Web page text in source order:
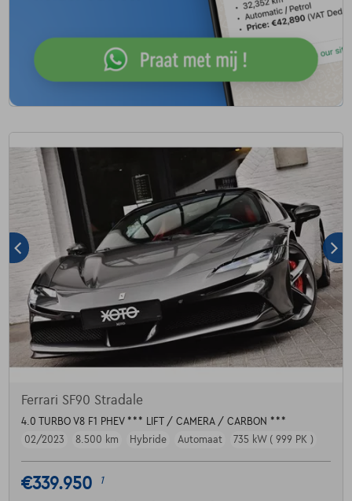
Ferrari SF90 Stradale
4.0 TURBO V8 F1 PHEV *** LIFT / CAMERA / CARBON ***
02/2023
8.500 km Hybride Automaat 735 kW ( 999 PK )
€339.950 1